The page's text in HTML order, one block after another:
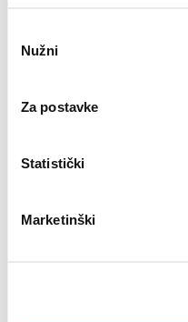
pristanka
Nužni
Za postavke
Statistički
Marketinški